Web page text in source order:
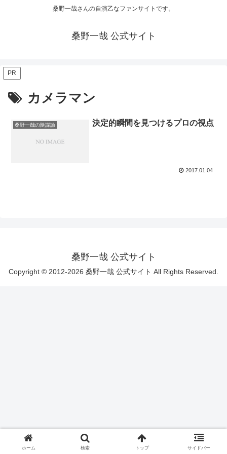
桑野一哉さんの自演乙なファンサイトです。
桑野一哉 公式サイト
PR
カメラマン
桑野一哉の陰謀論 決定的瞬間を見つけるプロの視点
2017.01.04
桑野一哉 公式サイト
Copyright © 2012-2026 桑野一哉 公式サイト All Rights Reserved.
ホーム 検索 トップ サイドバー